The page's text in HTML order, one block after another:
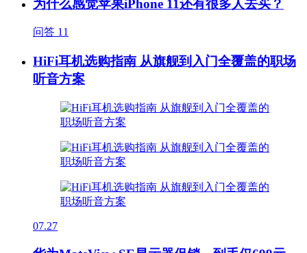
为什么感觉苹果iPhone 11还有很多人去买？
问答 11
HiFi耳机选购指南 从旗舰到入门全覆盖的职场
听音方案
07.27